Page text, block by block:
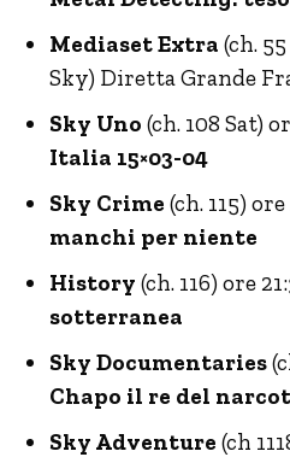
Mediaset Extra (ch.
Sky) Diretta Grande
Sky Uno (ch. 108 Sat)
Italia 15×03-04
Sky Crime (ch. 115) ore
manchi per niente
History (ch. 116) ore
sotterranea
Sky Documentaries
Chapo il re del
Sky Adventure (ch